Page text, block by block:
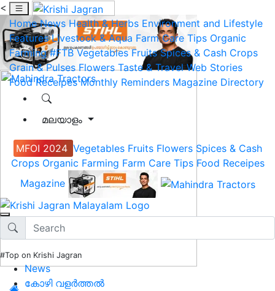
<
Home News Health & Herbs Environment and Lifestyle
Features Livestock & Aqua Farm Care Tips Organic
Farming #FTB Vegetables Fruits Spices & Cash Crops
Grain & Pulses Flowers Taste & Travel Web Stories
Food Receipes Monthly Reminders Magazine Directory
മലയാളം
MFOI 2024 Vegetables Fruits Flowers Spices & Cash
Crops Organic Farming Farm Care Tips Food Receipes
Magazine
#Top on Krishi Jagran
News
കോഴി വളർത്തൽ